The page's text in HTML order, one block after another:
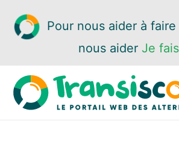
Pour nous aider à
nous aider Je